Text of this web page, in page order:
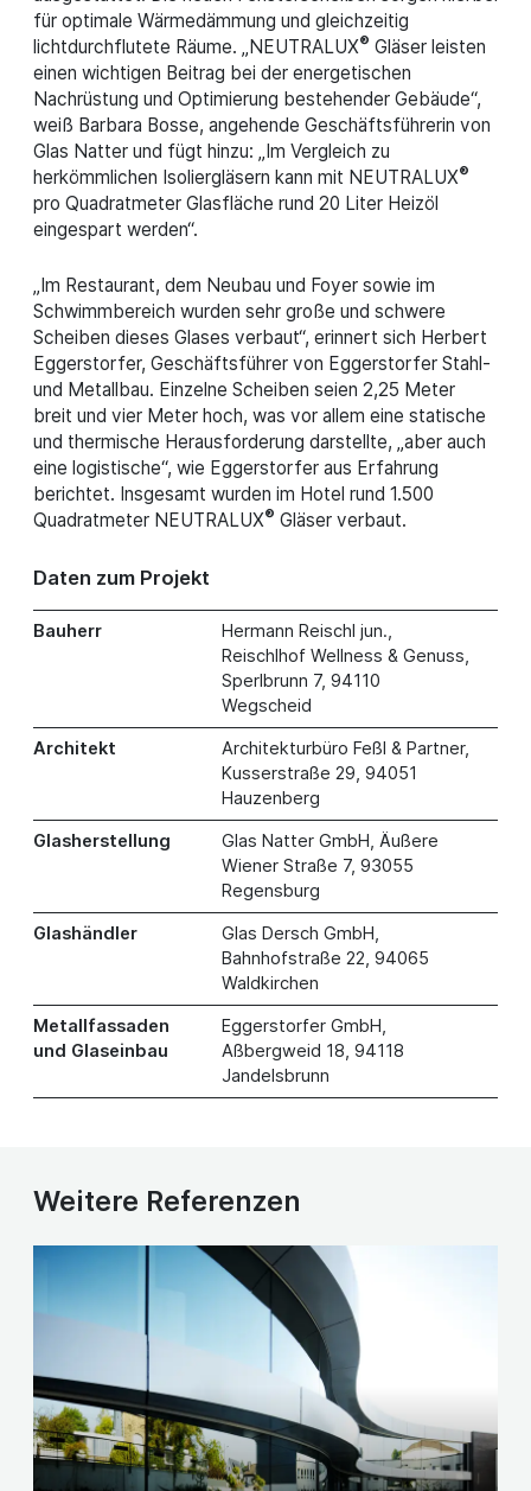
für optimale Wärmedämmung und gleichzeitig
lichtdurchflutete Räume. „NEUTRALUX® Gläser leisten
einen wichtigen Beitrag bei der energetischen
Nachrüstung und Optimierung bestehender Gebäude“,
weiß Barbara Bosse, angehende Geschäftsführerin von
Glas Natter und fügt hinzu: „Im Vergleich zu
herkömmlichen Isoliergläsern kann mit NEUTRALUX®
pro Quadratmeter Glasfläche rund 20 Liter Heizöl
eingespart werden“.
„Im Restaurant, dem Neubau und Foyer sowie im
Schwimmbereich wurden sehr große und schwere
Scheiben dieses Glases verbaut“, erinnert sich Herbert
Eggerstorfer, Geschäftsführer von Eggerstorfer Stahl-
und Metallbau. Einzelne Scheiben seien 2,25 Meter
breit und vier Meter hoch, was vor allem eine statische
und thermische Herausforderung darstellte, „aber auch
eine logistische“, wie Eggerstorfer aus Erfahrung
berichtet. Insgesamt wurden im Hotel rund 1.500
Quadratmeter NEUTRALUX® Gläser verbaut.
Daten zum Projekt
Bauherr
Hermann Reischl jun.,
Reischlhof Wellness & Genuss,
Sperlbrunn 7, 94110
Wegscheid
Architekt
Architekturbüro Feßl & Partner,
Kusserstraße 29, 94051
Hauzenberg
Glasherstellung
Glas Natter GmbH, Äußere
Wiener Straße 7, 93055
Regensburg
Glashändler
Glas Dersch GmbH,
Bahnhofstraße 22, 94065
Waldkirchen
Metallfassaden
und Glaseinbau
Eggerstorfer GmbH,
Aßbergweid 18, 94118
Jandelsbrunn
Weitere Referenzen